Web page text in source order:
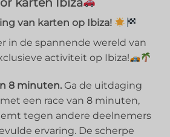
van karten op Ibiza!
in de spannende wereld van
activiteit op Ibiza!
8 minuten. Ga de uitdaging
een race van 8 minuten,
tegen andere deelnemers
ervaring. De scherpe